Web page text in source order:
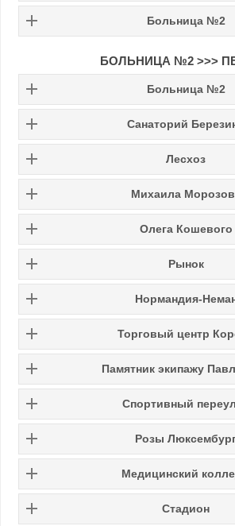
Больница №2
БОЛЬНИЦА №2 >>>
Больница №2
Санаторий
Лесхоз
Михаила
Олега Кошевого
Рынок
Нормандия-
Торговый центр
Памятник экипажу
Спортивный
Розы
Медицинский
Стадион